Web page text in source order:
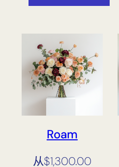
Roam
从$1,300.00